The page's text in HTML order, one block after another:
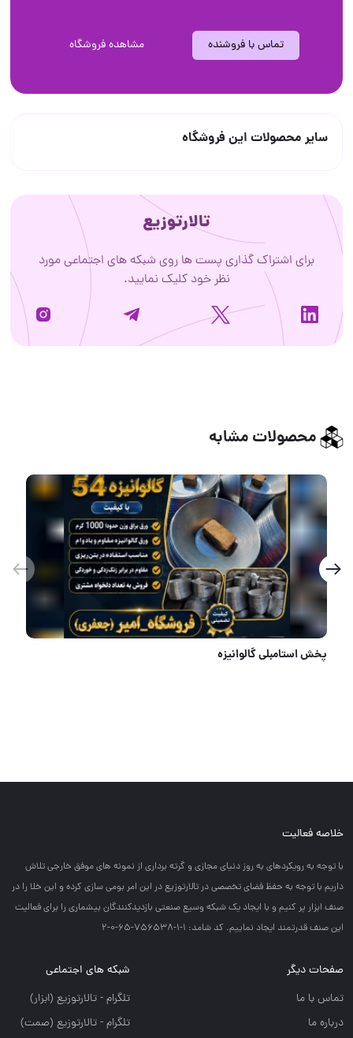
تماس با فروشنده مشاهده فروشگاه
سایر محصولات این فروشگاه
تالارتوزیع
برای اشتراک گذاری پست ها روی شبکه های اجتماعی مورد
نظر خود کلیک نمایید.
محصولات مشابه
موتور برق بنزینی ۶/۵ کیلووات گاردینا
خلاصه فعالیت
با توجه به رويكردهاي به روز دنياي مجازي و گرته برداري از نمونه هاي موفق خارجي تلاش
داريم با توجه به حفظ فضاي تخصصي در تالارتوزيع در اين امر بومي سازي كرده و اين خلا را در
صنف ابزار پر كنيم و با ايجاد يك شبكه وسيع صنعتي بازديدكنندگان بيشماري را براي فعاليت
اين صنف قدرتمند ايجاد نماييم. کد شامد: 1-1-756538-65-0-2
صفحات دیگر
تماس با ما
درباره ما
شبکه های اجتماعی
تلگرام - تالارتوزيع (ابزار)
تلگرام - تالارتوزيع (صمت)